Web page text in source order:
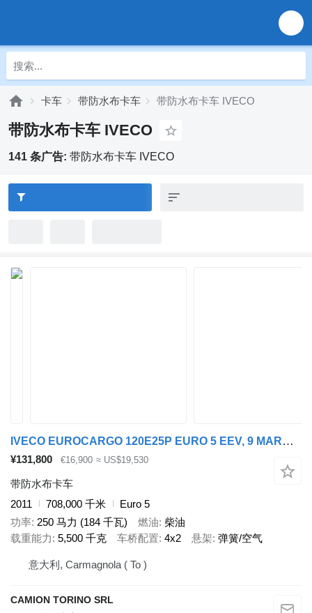
卡车 带防水布卡车 带防水布卡车 IVECO
带防水布卡车 IVECO
141 条广告: 带防水布卡车 IVECO
IVECO EUROCARGO 120E25P EURO 5 EEV, 9 MARCE TELONATO+PEDANA
¥131,800 €16,900 ≈ US$19,530
带防水布卡车
2011
708,000 千米
Euro 5
功率 250 马力 (184 千瓦) 燃油 柴油
载重能力 5,500 千克 车桥配置 4x2 悬架 弹簧/空气
意大利, Carmagnola ( To )
CAMION TORINO SRL